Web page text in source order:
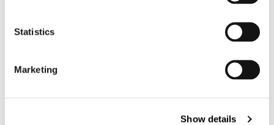
Statistics
Marketing
Show details